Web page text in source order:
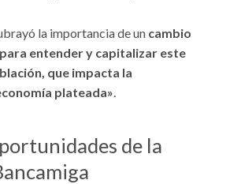
la importancia de un cambio
entender y capitalizar este
que impacta la
plateada».
de la